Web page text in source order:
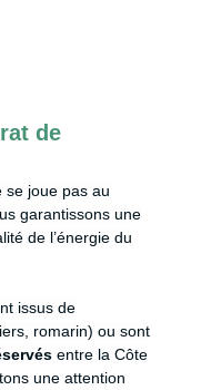
de
se joue pas au
garantissons une
de l’énergie du
issus de
romarin) ou sont
entre la Côte
une attention